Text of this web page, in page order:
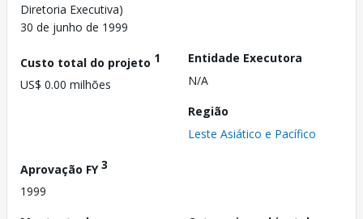
Diretoria Executiva)
30 de junho de 1999
Custo total do projeto 1
US$ 0.00 milhões
Entidade Executora
N/A
Região
Leste Asiático e Pacífico
Aprovação FY3
1999